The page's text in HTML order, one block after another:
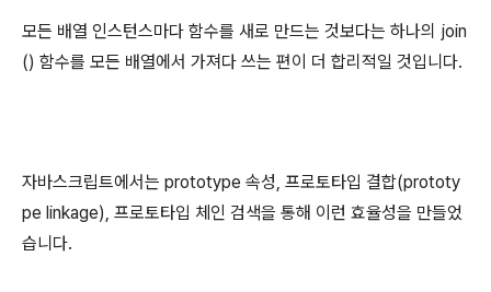
모든 배열 인스턴스마다 함수를 새로 만드는 것보다는 하나의 join
() 함수를 모든 배열에서 가져다 쓰는 편이 더 합리적일 것입니다.
자바스크립트에서는 prototype 속성, 프로토타입 결합(prototy
pe linkage), 프로토타입 체인 검색을 통해 이런 효율성을 만들었
습니다.